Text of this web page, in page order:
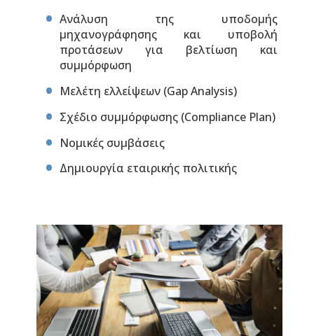
Ανάλυση της υποδομής
μηχανογράφησης και υποβολή
προτάσεων για βελτίωση και
συμμόρφωση
Μελέτη ελλείψεων (Gap Analysis)
Σχέδιο συμμόρφωσης (Compliance Plan)
Νομικές συμβάσεις
Δημιουργία εταιρικής πολιτικής